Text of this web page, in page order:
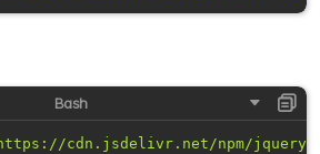
cdn.jsdelivr.net/npm/